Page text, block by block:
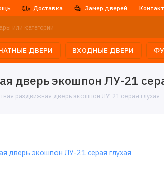
Доставка Замер дверей
ДВЕРИ ВХОДНЫЕ ДВЕРИ
дверь экошпон ЛУ-21
раздвижная дверь экошпон ЛУ-21 серая глухая